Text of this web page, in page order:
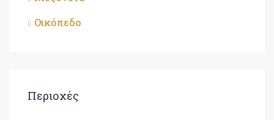
Οικόπεδο
Περιοχές